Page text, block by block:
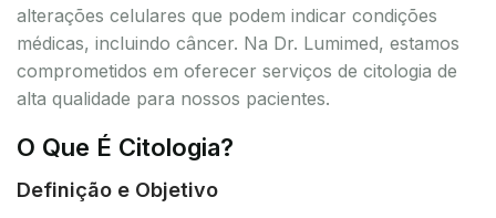
alterações celulares que podem indicar condições
médicas, incluindo câncer. Na Dr. Lumimed, estamos
comprometidos em oferecer serviços de citologia de
alta qualidade para nossos pacientes.
O Que É Citologia?
Definição e Objetivo